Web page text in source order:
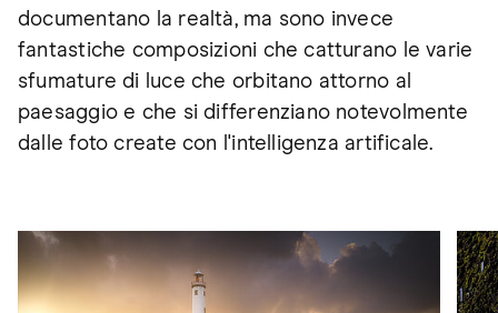
documentano la realtà, ma sono invece
fantastiche composizioni che catturano le varie
sfumature di luce che orbitano attorno al
paesaggio e che si differenziano notevolmente
dalle foto create con l'intelligenza artificale.